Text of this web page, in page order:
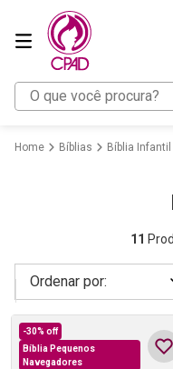
O que você procura?
Bíblias Bíblia Infantil
11
-30% off
Bíblia Pequenos
Navegadores